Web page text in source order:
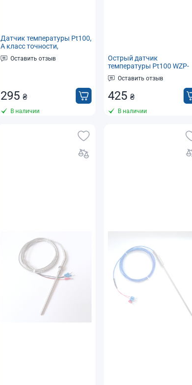
Датчик температуры Pt100,
А класс точности,
водонепроницаемый, 1м
(термосопротивление), -50...+200°C
Оставить отзыв
295₴
В наличии
Острый датчик
температуры Pt100 WZP-
035 3*150мм для пищевых
продуктов, -50..+200°C
Оставить отзыв
425₴
В наличии